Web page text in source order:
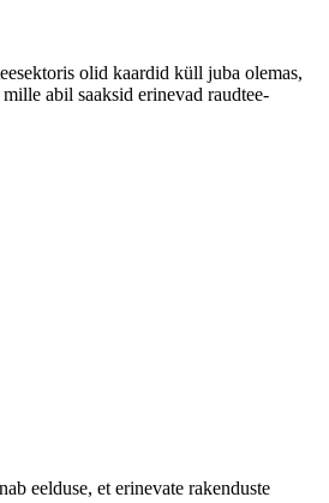
olid kaardid küll juba olemas,
abil saaksid erinevad raudtee-
eelduse, et erinevate rakenduste